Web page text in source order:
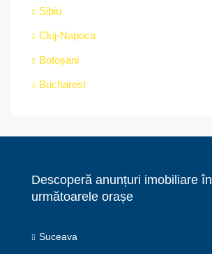
Sibiu
Cluj-Napoca
Botoșani
Bucharest
Descoperă anunțuri imobiliare în
următoarele orașe
Suceava